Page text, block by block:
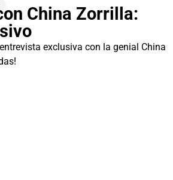
China Zorrilla:
exclusiva con la genial China